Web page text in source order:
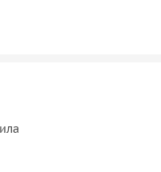
точка города и
район города
с легендарными